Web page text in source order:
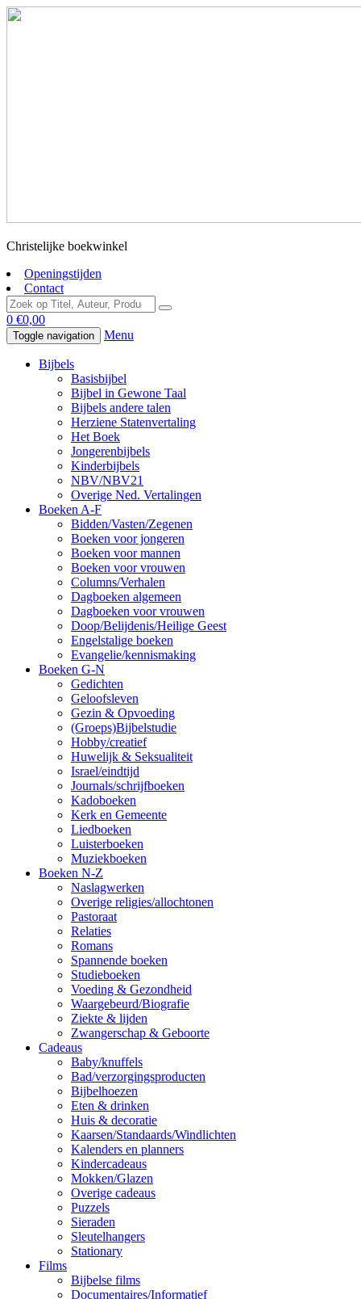
Christelijke boekwinkel
Openingstijden
Contact
0 €0,00
Toggle navigation Menu
Bijbels
Basisbijbel
Bijbel in Gewone Taal
Bijbels andere talen
Herziene Statenvertaling
Het Boek
Jongerenbijbels
Kinderbijbels
NBV/NBV21
Overige Ned. Vertalingen
Boeken A-F
Bidden/Vasten/Zegenen
Boeken voor jongeren
Boeken voor mannen
Boeken voor vrouwen
Columns/Verhalen
Dagboeken algemeen
Dagboeken voor vrouwen
Doop/Belijdenis/Heilige Geest
Engelstalige boeken
Evangelie/kennismaking
Boeken G-N
Gedichten
Geloofsleven
Gezin & Opvoeding
(Groeps)Bijbelstudie
Hobby/creatief
Huwelijk & Seksualiteit
Israel/eindtijd
Journals/schrijfboeken
Kadoboeken
Kerk en Gemeente
Liedboeken
Luisterboeken
Muziekboeken
Boeken N-Z
Naslagwerken
Overige religies/allochtonen
Pastoraat
Relaties
Romans
Spannende boeken
Studieboeken
Voeding & Gezondheid
Waargebeurd/Biografie
Ziekte & lijden
Zwangerschap & Geboorte
Cadeaus
Baby/knuffels
Bad/verzorgingsproducten
Bijbelhoezen
Eten & drinken
Huis & decoratie
Kaarsen/Standaards/Windlichten
Kalenders en planners
Kindercadeaus
Mokken/Glazen
Overige cadeaus
Puzzels
Sieraden
Sleutelhangers
Stationary
Films
Bijbelse films
Documentaires/Informatief